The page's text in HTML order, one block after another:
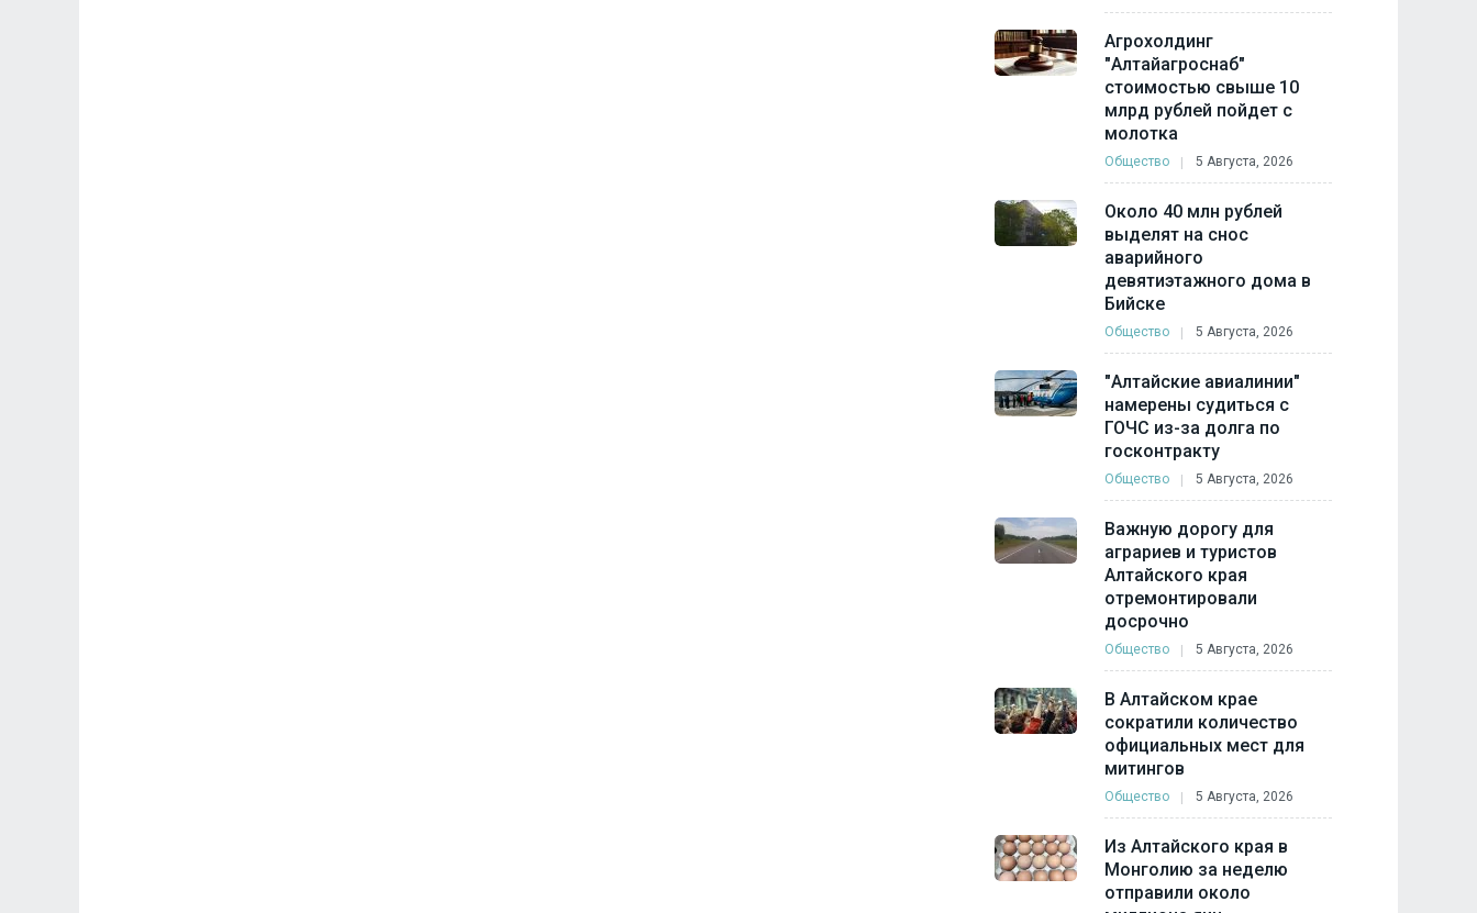
Агрохолдинг
"Алтайагроснаб"
стоимостью свыше 10
млрд рублей пойдет с
молотка
Общество 5 Августа, 2026
Около 40 млн рублей
выделят на снос
аварийного
девятиэтажного дома в
Бийске
Общество 5 Августа, 2026
"Алтайские авиалинии"
намерены судиться с
ГОЧС из-за долга по
госконтракту
Общество 5 Августа, 2026
Важную дорогу для
аграриев и туристов
Алтайского края
отремонтировали
досрочно
Общество 5 Августа, 2026
В Алтайском крае
сократили количество
официальных мест для
митингов
Общество 5 Августа, 2026
Из Алтайского края в
Монголию за неделю
отправили около